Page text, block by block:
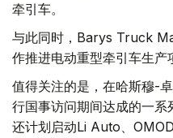
牵引车。
与此同时，Barys Truck
作推进电动重型牵引车生产
值得关注的是，在哈斯穆-
行国事访问期间达成的一系
还计划启动Li Auto、